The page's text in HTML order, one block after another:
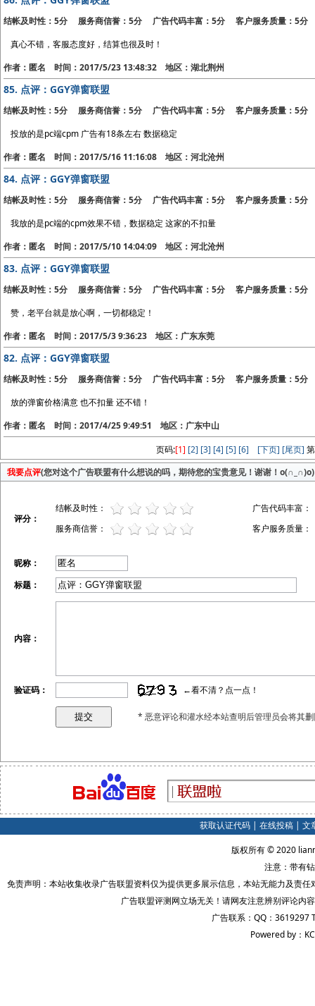
结帐及时性：5分 服务商信誉：5分 广告代码丰富：5分 客户服务质量：5分
真心不错，客服态度好，结算也很及时！
作者：匿名 时间：2017/5/23 13:48:32 地区：湖北荆州
85. 点评：GGY弹窗联盟
结帐及时性：5分 服务商信誉：5分 广告代码丰富：5分 客户服务质量：5分
投放的是pc端cpm 广告有18条左右 数据稳定
作者：匿名 时间：2017/5/16 11:16:08 地区：河北沧州
84. 点评：GGY弹窗联盟
结帐及时性：5分 服务商信誉：5分 广告代码丰富：5分 客户服务质量：5分
我放的是pc端的cpm效果不错，数据稳定 这家的不扣量
作者：匿名 时间：2017/5/10 14:04:09 地区：河北沧州
83. 点评：GGY弹窗联盟
结帐及时性：5分 服务商信誉：5分 广告代码丰富：5分 客户服务质量：5分
赞，老平台就是放心啊，一切都稳定！
作者：匿名 时间：2017/5/3 9:36:23 地区：广东东莞
82. 点评：GGY弹窗联盟
结帐及时性：5分 服务商信誉：5分 广告代码丰富：5分 客户服务质量：5分
放的弹窗价格满意 也不扣量 还不错！
作者：匿名 时间：2017/4/25 9:49:51 地区：广东中山
页码:[1] [2] [3] [4] [5] [6] [下页] [尾页] 第
我要点评(您对这个广告联盟有什么想说的吗，期待您的宝贵意见！谢谢！o(∩_∩)o)
评分：
结帐及时性：
广告代码丰富：
服务商信誉：
客户服务质量：
昵称：
标题：
内容：
验证码： ←看不清？点一点！
* 恶意评论和灌水经本站查明后管理员会将其
获取认证代码| 在线投稿| 文
版权所有 © 2020
注意：带有
免责声明：本站收集收录广告联盟资料仅为提供更多展示信息，本站无能力及责
广告联盟评测网立场无关！请网友注意辨别评论内
广告联系：QQ：3619297
Powered by：